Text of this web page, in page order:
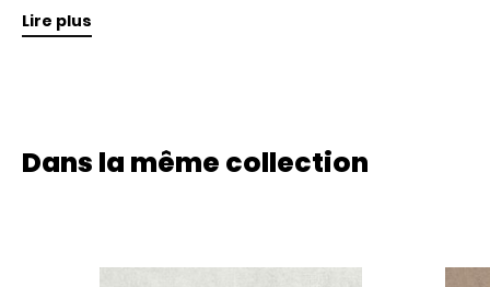
Retrouvez nos collections de papiers peints en
Lire plus
Dans la même collection